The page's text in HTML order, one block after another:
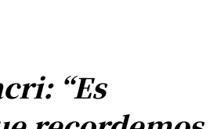
“Es